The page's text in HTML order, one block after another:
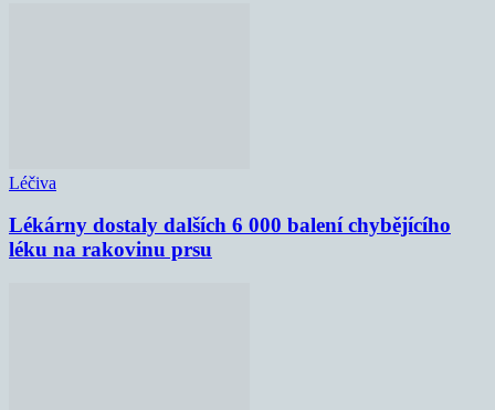
Léčiva
Lékárny dostaly dalších 6 000 balení chybějícího
léku na rakovinu prsu